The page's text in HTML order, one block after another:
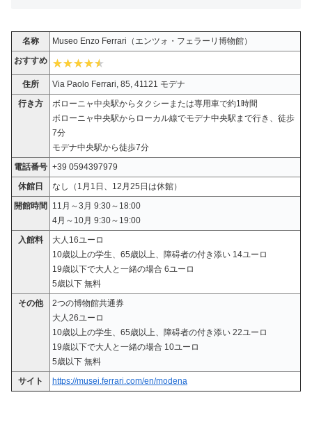
名称
Museo Enzo Ferrari（エンツォ・フェラーリ博物館）
おすすめ
住所
Via Paolo Ferrari, 85, 41121 モデナ
行き方
ボローニャ中央駅からタクシーまたは専用車で約1時間
ボローニャ中央駅からローカル線でモデナ中央駅まで行き、徒歩
7分
モデナ中央駅から徒歩7分
電話番号 +39 0594397979
休館日
なし（1月1日、12月25日は休館）
開館時間
11月～3月 9:30～18:00
4月～10月 9:30～19:00
入館料
大人16ユーロ
10歳以上の学生、65歳以上、障碍者の付き添い 14ユーロ
19歳以下で大人と一緒の場合 6ユーロ
5歳以下 無料
その他
2つの博物館共通券
大人26ユーロ
10歳以上の学生、65歳以上、障碍者の付き添い 22ユーロ
19歳以下で大人と一緒の場合 10ユーロ
5歳以下 無料
サイト
https://musei.ferrari.com/en/modena